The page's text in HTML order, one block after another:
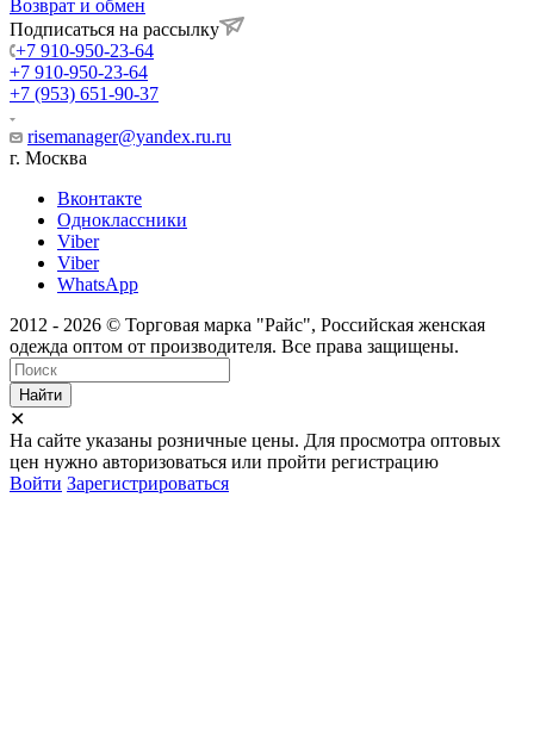
Возврат и обмен
Подписаться на рассылку
+7 910-950-23-64
+7 910-950-23-64
+7 (953) 651-90-37
risemanager@yandex.ru.ru
г. Москва
Вконтакте
Одноклассники
Viber
Viber
WhatsApp
2012 - 2026 © Торговая марка "Райс", Российская женская
одежда оптом от производителя. Все права защищены.
Найти
✕
На сайте указаны розничные цены. Для просмотра оптовых
цен нужно авторизоваться или пройти регистрацию
Войти Зарегистрироваться